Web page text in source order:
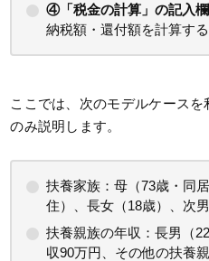
④「税金の計算」の記入欄
納税額・還付額を計算す
ここでは、次のモデルケース
のみ説明します。
扶養家族：母（73歳・同
住）、長女（18歳）、次男
扶養親族の年収：長男（
収90万円、その他の扶養